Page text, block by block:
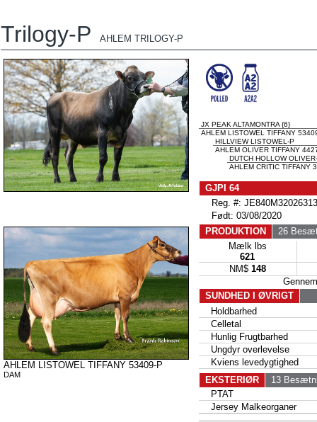
Trilogy-P AHLEM TRILOGY-P
AHLEM LISTOWEL TIFFANY 53409-P
DAM
JX PEAK ALTAMONTRA {6}
AHLEM LISTOWEL TIFFANY
HILLVIEW LISTOWEL-P
AHLEM OLIVER TIFFANY
DUTCH HOLLOW
AHLEM CRITIC TIFFANY
GJPI 64
Reg. #:
Født: 03/08/2020
PRODUKTION
26
Mælk lbs
621
NM$ 148
SUNDHED I ØVRIGT
Holdbarhed
Celletal
Hunlig Frugtbarhed
Ungdyr overlevelse
Kviens levedygtighed
EKSTERIØR
13
PTAT
Jersey Malkeorganer